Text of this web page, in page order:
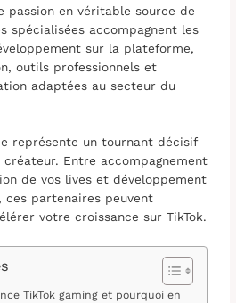
passion en véritable source de
spécialisées accompagnent les
sur la plateforme,
outils professionnels et
adaptées au secteur du
représente un tournant décisif
Entre accompagnement
de vos lives et développement
ces partenaires peuvent
votre croissance sur TikTok.
TikTok gaming et pourquoi en